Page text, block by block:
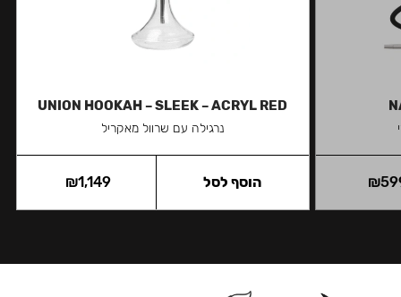
₪
UNION HOOKAH – SLEEK – ACRYL RED
נרגילה עם שרוול מאקריל
₪1,149 הוסף לסל